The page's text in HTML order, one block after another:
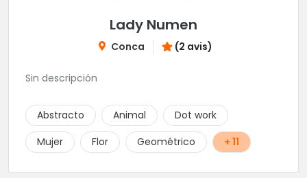
Lady Numen
Conca (2 avis)
Sin descripción
Abstracto Animal
Dot work
Mujer
Flor Geométrico + 11